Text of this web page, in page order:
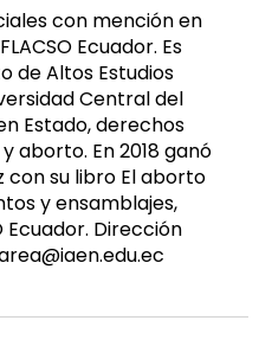
con mención en
Ecuador. Es
de Altos Estudios
Central del
Estado, derechos
aborto. En 2018 ganó
con su libro El aborto
y ensamblajes,
Ecuador. Dirección